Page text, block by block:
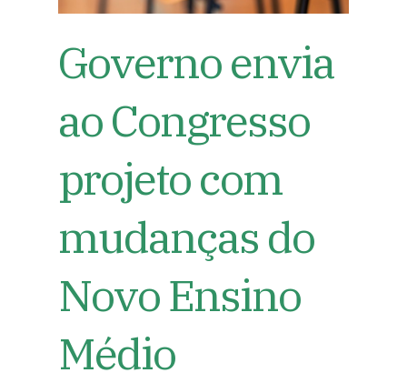
Governo envia
ao Congresso
projeto com
mudanças do
Novo Ensino
Médio